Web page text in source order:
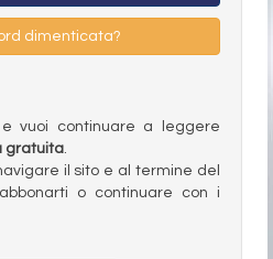
dimenticata?
vuoi continuare a leggere
gratuita.
il sito e al termine del
o continuare con i